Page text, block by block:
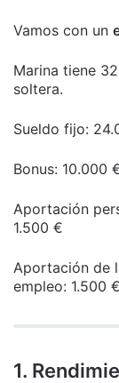
Vamos con un
Marina tiene
soltera.
Sueldo fijo:
Bonus: 10.000
Aportación
1.500 €
Aportación de
empleo: 1.500 €
1.